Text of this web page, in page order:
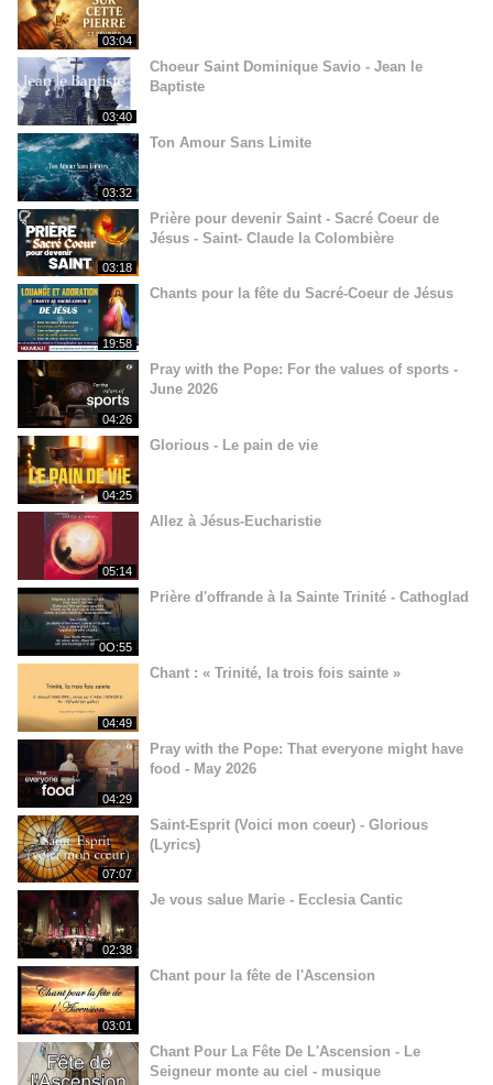
03:04
03:40
Choeur Saint Dominique Savio - Jean le
Baptiste
03:32
Ton Amour Sans Limite
03:18
Prière pour devenir Saint - Sacré Coeur de
Jésus - Saint- Claude la Colombière
19:58
Chants pour la fête du Sacré-Coeur de Jésus
04:26
Pray with the Pope: For the values of sports -
June 2026
04:25
Glorious - Le pain de vie
05:14
Allez à Jésus-Eucharistie
0O:55
Prière d'offrande à la Sainte Trinité - Cathoglad
04:49
Chant : « Trinité, la trois fois sainte »
04:29
Pray with the Pope: That everyone might have
food - May 2026
07:07
Saint-Esprit (Voici mon coeur) - Glorious
(Lyrics)
02:38
Je vous salue Marie - Ecclesia Cantic
03:01
Chant pour la fête de l'Ascension
Chant Pour La Fête De L'Ascension - Le
Seigneur monte au ciel - musique